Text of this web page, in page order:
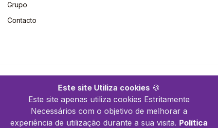
Este site Utiliza cookies 🍪
Este site apenas utiliza cookies Estritamente
Necessários com o objetivo de melhorar a
experiência de utilização durante a sua visita. Política
Grupo
Contacto
©2026 Escolar. Todos os direitos reservados